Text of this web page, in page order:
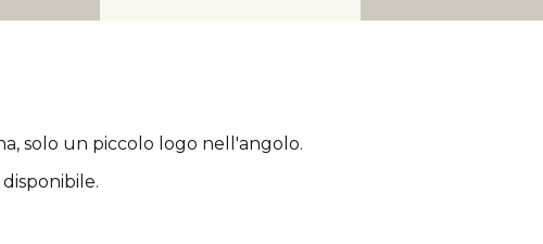
, solo un piccolo logo nell'angolo.